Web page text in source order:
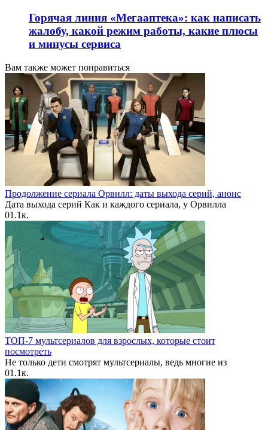
Горячая линия «Мегааптека»: как написать
жалобу, какой режим работы, какие плюсы
и минусы сервиса
Вам также может понравиться
Продолжение сериала Орвилл: даты выхода серий, анонс
Дата выхода серий Как и каждого сериала, у Орвилла
01.1к.
ТОП-7 мультсериалов для взрослых, которые стоит
посмотреть
Не только дети смотрят мультсериалы, ведь многие из
01.1к.